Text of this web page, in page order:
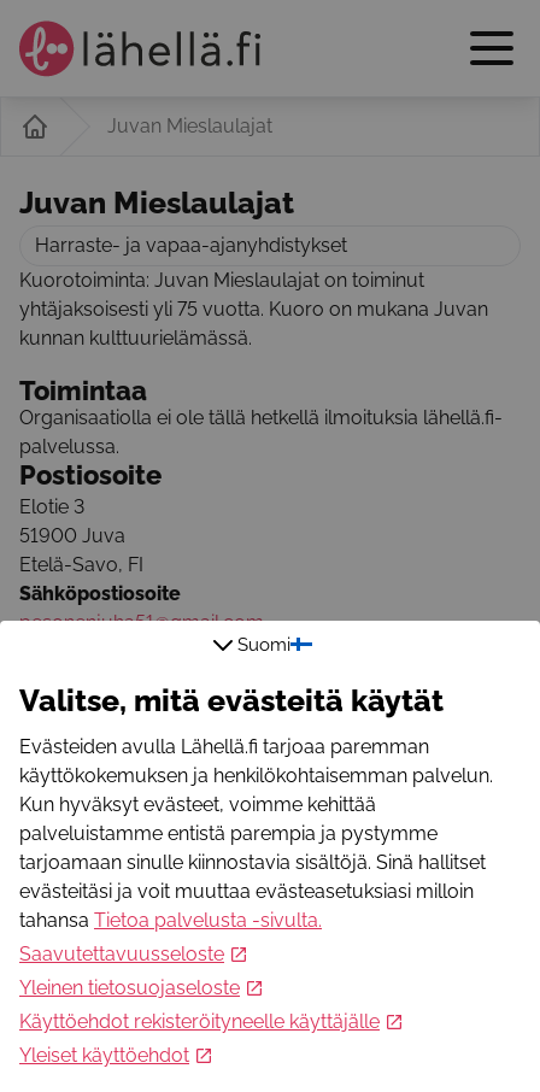
Juvan Mieslaulajat
Juvan Mieslaulajat
Harraste- ja vapaa-ajanyhdistykset
Kuorotoiminta: Juvan Mieslaulajat on toiminut
yhtäjaksoisesti yli 75 vuotta. Kuoro on mukana Juvan
kunnan kulttuurielämässä.
Toimintaa
Organisaatiolla ei ole tällä hetkellä ilmoituksia lähellä.fi-
palvelussa.
Postiosoite
Elotie 3
51900 Juva
Etelä-Savo, FI
Sähköpostiosoite
pesonenjuha51@gmail.com
Mikä Lähellä.fi?
Lähellä.fi -palvelusta löydät merkityksellistä toimintaa,
yhteisöllisyyttä, apua ja osallistumismahdollisuuksia.
Seuraa meitä somessa
Facebook
Suomi
Valitse, mitä evästeitä käytät
Evästeiden avulla Lähellä.fi tarjoaa paremman
käyttökokemuksen ja henkilökohtaisemman palvelun.
Kun hyväksyt evästeet, voimme kehittää
palveluistamme entistä parempia ja pystymme
tarjoamaan sinulle kiinnostavia sisältöjä. Sinä hallitset
evästeitäsi ja voit muuttaa evästeasetuksiasi milloin
tahansa Tietoa palvelusta -sivulta.
Saavutettavuusseloste
Yleinen tietosuojaseloste
Käyttöehdot rekisteröityneelle käyttäjälle
Yleiset käyttöehdot